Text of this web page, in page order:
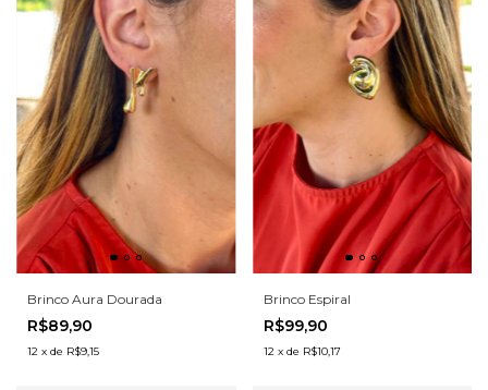
Brinco Aura Dourada
R$89,90
12 x de R$9,15
Brinco Espiral
R$99,90
12 x de R$10,17